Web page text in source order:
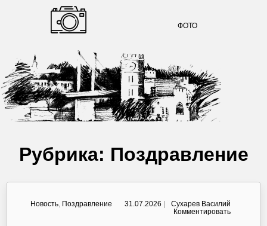
ФОТО
Рубрика: Поздравление
Новость, Поздравление 31.07.2026 |
Сухарев Василий
Комментироватьon